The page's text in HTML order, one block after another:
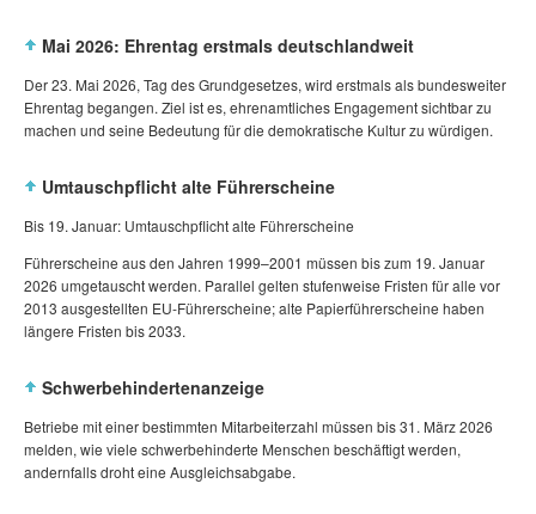
Mai 2026: Ehrentag erstmals deutschlandweit
Der 23. Mai 2026, Tag des Grundgesetzes, wird erstmals als bundesweiter
Ehrentag begangen. Ziel ist es, ehrenamtliches Engagement sichtbar zu
machen und seine Bedeutung für die demokratische Kultur zu würdigen.
Umtauschpflicht alte Führerscheine
Bis 19. Januar: Umtauschpflicht alte Führerscheine
Führerscheine aus den Jahren 1999–2001 müssen bis zum 19. Januar
2026 umgetauscht werden. Parallel gelten stufenweise Fristen für alle vor
2013 ausgestellten EU‑Führerscheine; alte Papierführerscheine haben
längere Fristen bis 2033.
Schwerbehindertenanzeige
Betriebe mit einer bestimmten Mitarbeiterzahl müssen bis 31. März 2026
melden, wie viele schwerbehinderte Menschen beschäftigt werden,
andernfalls droht eine Ausgleichsabgabe.